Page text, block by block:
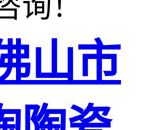
询！
山市